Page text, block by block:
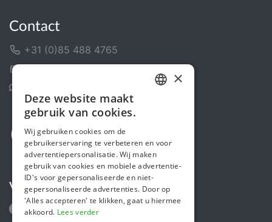
Contact
+31 (0)85 488 4765
Volg ons
ENGLISH
×
Deze website maakt
gebruik van cookies.
Wij gebruiken cookies om de
gebruikerservaring te verbeteren en voor
advertentiepersonalisatie. Wij maken
gebruik van cookies en mobiele advertentie-
ID's voor gepersonaliseerde en niet-
gepersonaliseerde advertenties. Door op
'Alles accepteren' te klikken, gaat u hiermee
akkoord. Lees verder